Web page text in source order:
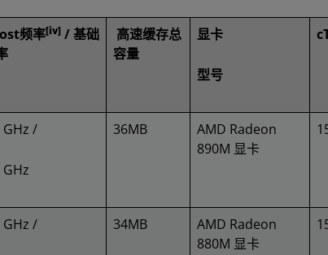
频率[iv] / 基础
高速缓存总
容量
显卡
型号
GHz / 36MB
AMD Radeon
890M 显卡
GHz / 34MB
AMD Radeon
880M 显卡